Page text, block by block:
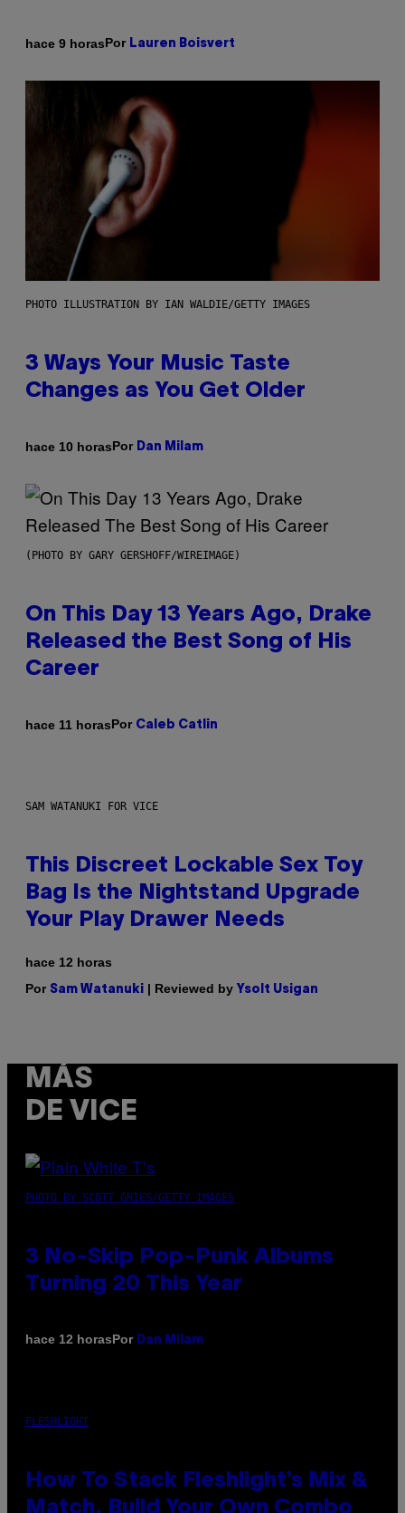
hace 9 horasPor Lauren Boisvert
PHOTO ILLUSTRATION BY IAN WALDIE/GETTY IMAGES
3 Ways Your Music Taste
Changes as You Get Older
hace 10 horasPor Dan Milam
(PHOTO BY GARY GERSHOFF/WIREIMAGE)
On This Day 13 Years Ago, Drake
Released the Best Song of His
Career
hace 11 horasPor Caleb Catlin
SAM WATANUKI FOR VICE
This Discreet Lockable Sex Toy
Bag Is the Nightstand Upgrade
Your Play Drawer Needs
hace 12 horas
Por Sam Watanuki | Reviewed by Ysolt Usigan
MÁS
DE VICE
PHOTO BY SCOTT GRIES/GETTY IMAGES
3 No-Skip Pop-Punk Albums
Turning 20 This Year
hace 12 horasPor Dan Milam
FLESHLIGHT
How To Stack Fleshlight’s Mix &
Match, Build Your Own Combo